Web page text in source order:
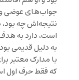
جواب‌های عوضی
نتیجه‌اش چه بود،
است، دارد به
به دلیل قدیمی
با مدارک معتبر
که فقط حرف اول